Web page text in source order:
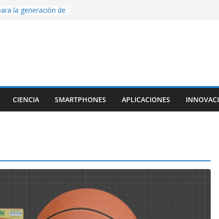
la generación de
con Inteligencia
una app
una
CIENCIA SMARTPHONES APLICACIONES